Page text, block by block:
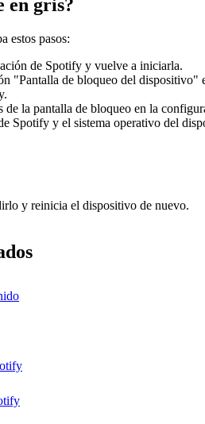
en gris?
estos pasos:
de Spotify y vuelve a iniciarla.
"Pantalla de bloqueo del dispositivo"
de la pantalla de bloqueo en la
Spotify y el sistema operativo del
y reinicia el dispositivo de nuevo.